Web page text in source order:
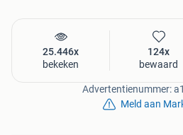
25.446x
bekeken
124x
bewaard
Advertentienummer:
Meld aan